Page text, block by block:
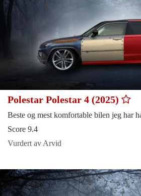
Polestar Polestar 4 (2025)
Beste og mest komfortable bilen jeg har
Score 9.4
Vurdert av Arvid